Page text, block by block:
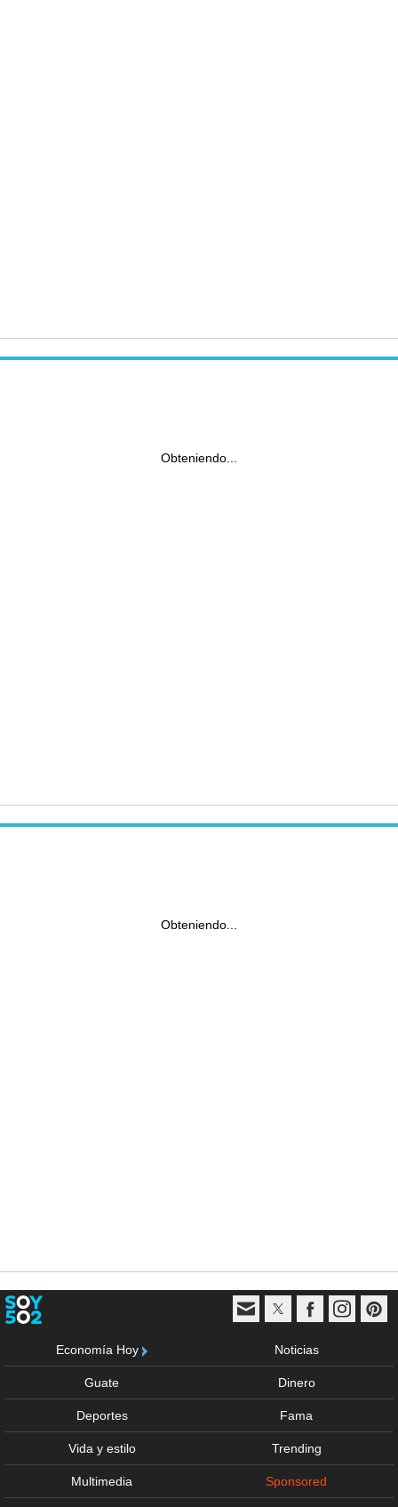
Obteniendo...
Obteniendo...
Economía Hoy Noticias
Guate Dinero
Deportes Fama
Vida y estilo Trending
Multimedia Sponsored